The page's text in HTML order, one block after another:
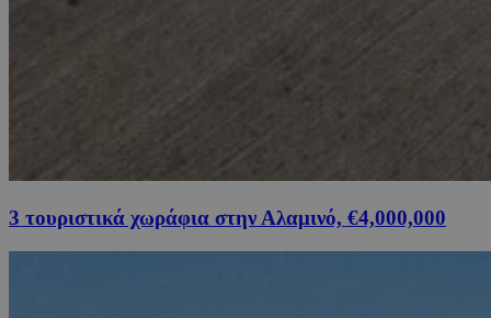
3 τουριστικά χωράφια στην Αλαμινό, €4,000,000